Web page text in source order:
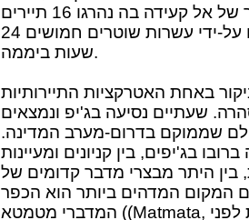
כשנתיים הוא נפגע בהתקפת טרור של אל קעידה בה נהרגו 16 תיירים
מגרמניה. כיום המקום מאובטח על-ידי עשרות שוטרים חמושים 24
שעות ביממה.
באחת האטרקציות התיירותיות
שעתיים נסיעה בג'יפ ונמצאים
שממוקם בדרום-מערב המדינה.
בג'יפים, בין קניונים ומעיינות
בין היתר מבצרי מדבר קדומים של
המקום המדהים ביותר הוא הכפר
המדברי מטמטא ((Matmata, עיר ברברית החצובה כולה מתחת לפני